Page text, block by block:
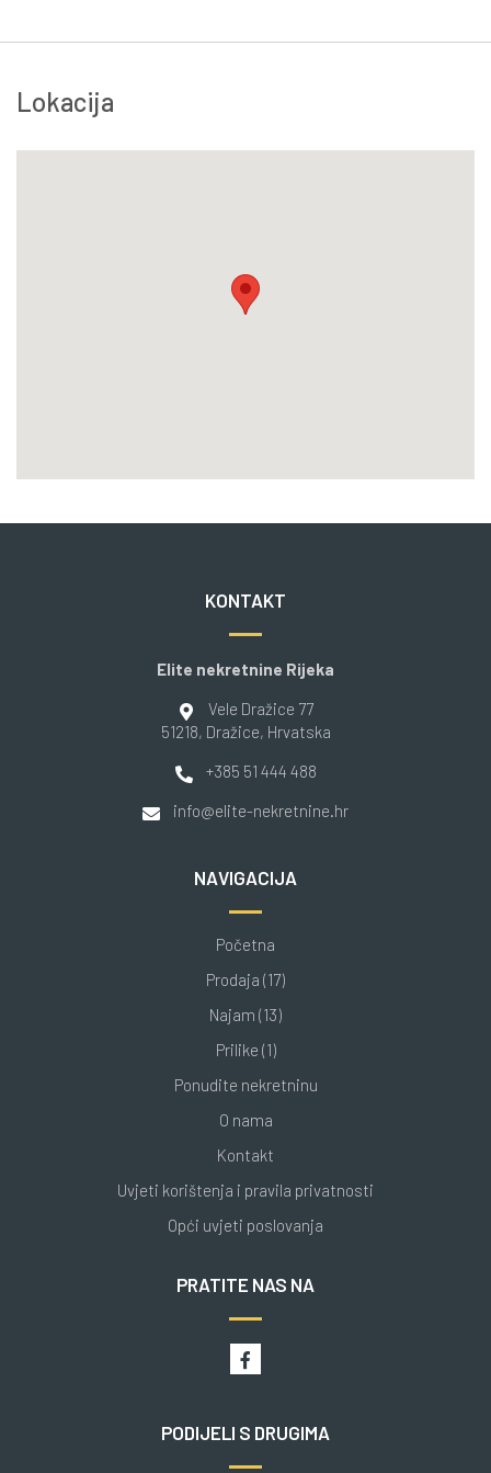
Lokacija
KONTAKT
Elite nekretnine Rijeka
Vele Dražice 77
51218, Dražice, Hrvatska
+385 51 444 488
info@elite-nekretnine.hr
NAVIGACIJA
Početna
Prodaja (17)
Najam (13)
Prilike (1)
Ponudite nekretninu
O nama
Kontakt
Uvjeti korištenja i pravila privatnosti
Opći uvjeti poslovanja
PRATITE NAS NA
PODIJELI S DRUGIMA